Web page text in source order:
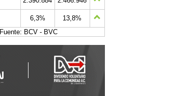
6,3%
13,8%
Fuente: BCV - BVC